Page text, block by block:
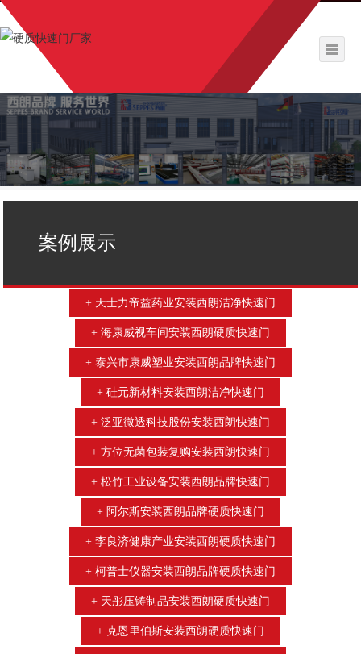
案例展示
天士力帝益药业安装西朗洁净快速门
海康威视车间安装西朗硬质快速门
泰兴市康威塑业安装西朗品牌快速门
硅元新材料安装西朗洁净快速门
泛亚微透科技股份安装西朗快速门
方位无菌包装复购安装西朗快速门
松竹工业设备安装西朗品牌快速门
阿尔斯安装西朗品牌硬质快速门
李良济健康产业安装西朗硬质快速门
柯普士仪器安装西朗品牌硬质快速门
天彤压铸制品安装西朗硬质快速门
克恩里伯斯安装西朗硬质快速门